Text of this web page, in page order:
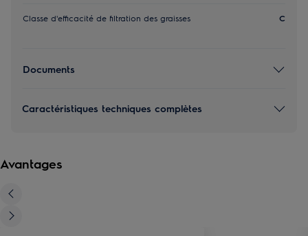
Classe d'efficacité de filtration des graisses C
Documents
Caractéristiques techniques complètes
Avantages